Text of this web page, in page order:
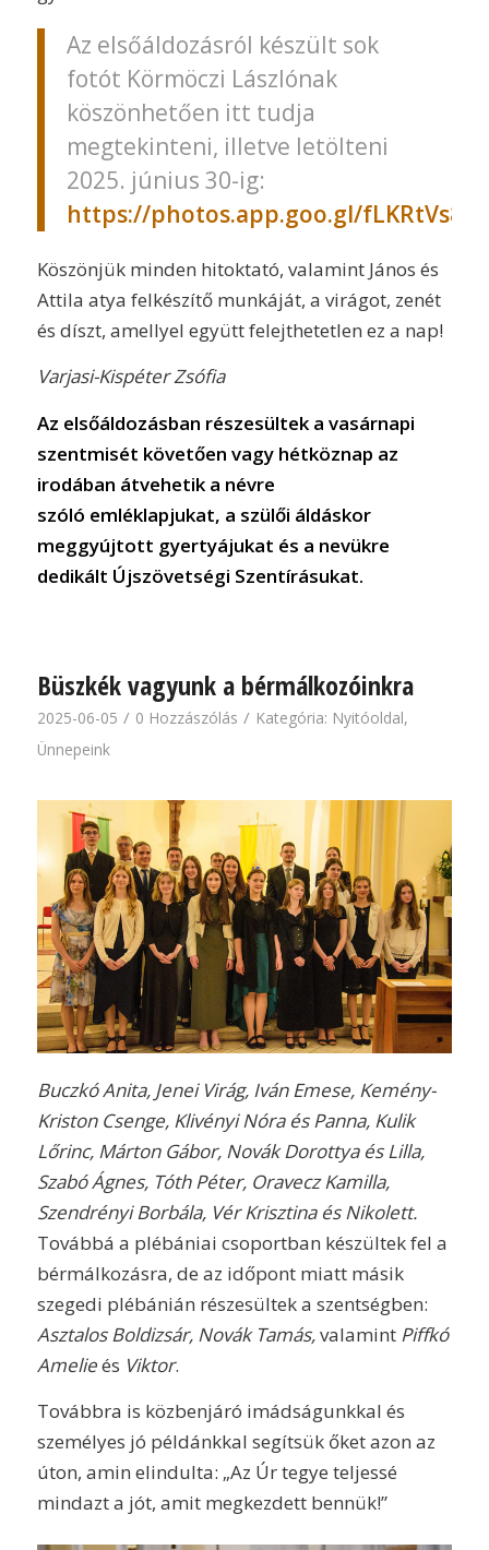
Az elsőáldozásról készült sok
fotót Körmöczi Lászlónak
köszönhetően itt tudja
megtekinteni, illetve letölteni
2025. június 30-ig:
https://photos.app.goo.gl/
Köszönjük minden hitoktató, valamint János és
Attila atya felkészítő munkáját, a virágot, zenét
és díszt, amellyel együtt felejthetetlen ez a nap!
Varjasi-Kispéter Zsófia
Az elsőáldozásban részesültek a vasárnapi
szentmisét követően vagy hétköznap az
irodában átvehetik a névre
szóló emléklapjukat, a szülői áldáskor
meggyújtott gyertyájukat és a nevükre
dedikált Újszövetségi Szentírásukat.
Büszkék vagyunk a bérmálkozóinkra
2025-06-05 / 0 Hozzászólás / Kategória: Nyitóoldal,
Ünnepeink
Buczkó Anita, Jenei Virág, Iván Emese, Kemény-
Kriston Csenge, Klivényi Nóra és Panna, Kulik
Lőrinc, Márton Gábor, Novák Dorottya és Lilla,
Szabó Ágnes, Tóth Péter, Oravecz Kamilla,
Szendrényi Borbála, Vér Krisztina és Nikolett.
Továbbá a plébániai csoportban készültek fel a
bérmálkozásra, de az időpont miatt másik
szegedi plébánián részesültek a szentségben:
Asztalos Boldizsár, Novák Tamás,valamintPiffkó
Amelieés Viktor.
Továbbra is közbenjáró imádságunkkal és
személyes jó példánkkal segítsük őket azon az
úton, amin elindulta: „Az Úr tegye teljessé
mindazt a jót, amit megkezdett bennük!”